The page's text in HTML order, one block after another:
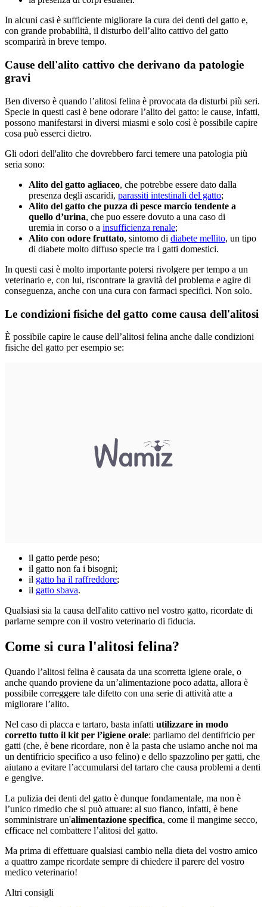
In alcuni casi è sufficiente migliorare la cura dei denti del gatto e,
con grande probabilità, il disturbo dell’alito cattivo del gatto
scomparirà in breve tempo.
Cause dell'alito cattivo che derivano da patologie
gravi
Ben diverso è quando l’alitosi felina è provocata da disturbi più seri.
Specie in questi casi è bene odorare l’alito del gatto: le cause, infatti,
possono manifestarsi in diversi miasmi e solo così è possibile capire
cosa può esserci dietro.
Gli odori dell'alito che dovrebbero farci temere una patologia più
seria sono:
Alito del gatto agliaceo, che potrebbe essere dato dalla
presenza degli ascaridi, parassiti intestinali del gatto;
Alito del gatto che puzza di pesce marcio tendente a
quello d’urina, che puo essere dovuto a una caso di
uremia in corso o a insufficienza renale;
Alito con odore fruttato, sintomo di diabete mellito, un tipo
di diabete molto diffuso specie tra i gatti domestici.
In questi casi è molto importante potersi rivolgere per tempo a un
veterinario e, con lui, riscontrare la gravità del problema e agire di
conseguenza, anche con una cura con farmaci specifici. Non solo.
Le condizioni fisiche del gatto come causa dell'alitosi
È possibile capire le cause dell’alitosi felina anche dalle condizioni
fisiche del gatto per esempio se:
il gatto perde peso;
il gatto non fa i bisogni;
il gatto ha il raffreddore;
il gatto sbava.
Qualsiasi sia la causa dell'alito cattivo nel vostro gatto, ricordate di
parlarne sempre con il vostro veterinario di fiducia.
Come si cura l'alitosi felina?
Quando l’alitosi felina è causata da una scorretta igiene orale, o
anche quando proviene da un’alimentazione poco adatta, allora è
possibile correggere tale difetto con una serie di attività atte a
migliorare l’alito.
Nel caso di placca e tartaro, basta infatti utilizzare in modo
corretto tutto il kit per l’igiene orale: parliamo del dentifricio per
gatti (che, è bene ricordare, non è la pasta che usiamo anche noi ma
un dentifricio specifico a uso felino) e dello spazzolino per gatti, che
aiutano a evitare l’accumularsi del tartaro che causa problemi a denti
e gengive.
La pulizia dei denti del gatto è dunque fondamentale, ma non è
l’unico rimedio che si può attuare: al suo fianco, infatti, è bene
somministrare un'alimentazione specifica, come il mangime secco,
efficace nel combattere l’alitosi del gatto.
Ma prima di effettuare qualsiasi cambio nella dieta del vostro amico
a quattro zampe ricordate sempre di chiedere il parere del vostro
medico veterinario!
Altri consigli